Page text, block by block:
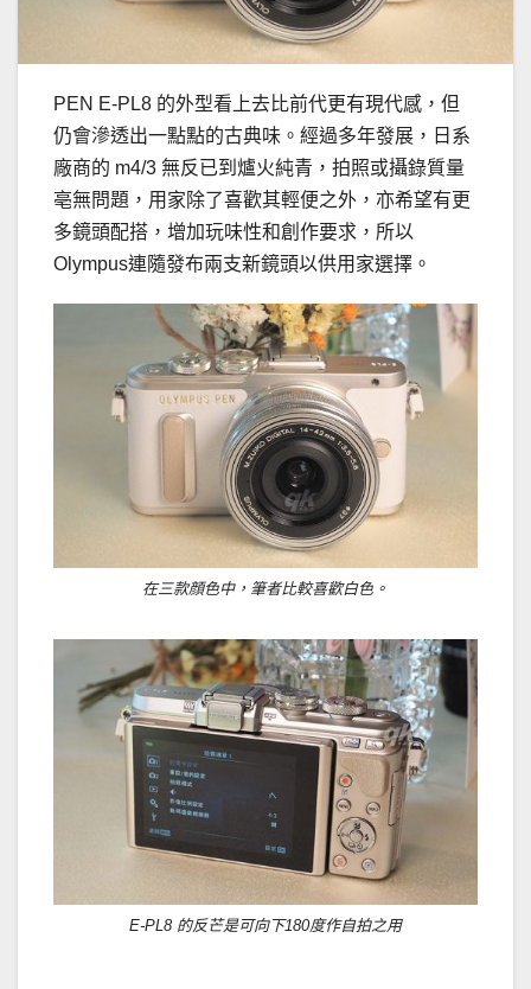
PEN E-PL8 的外型看上去比前代更有現代感，但
仍會滲透出一點點的古典味。經過多年發展，日系
廠商的 m4/3 無反已到爐火純青，拍照或攝錄質量
亳無問題，用家除了喜歡其輕便之外，亦希望有更
多鏡頭配搭，增加玩味性和創作要求，所以
Olympus連隨發布兩支新鏡頭以供用家選擇。
在三款顔色中，筆者比較喜歡白色。
E-PL8 的反芒是可向下180度作自拍之用